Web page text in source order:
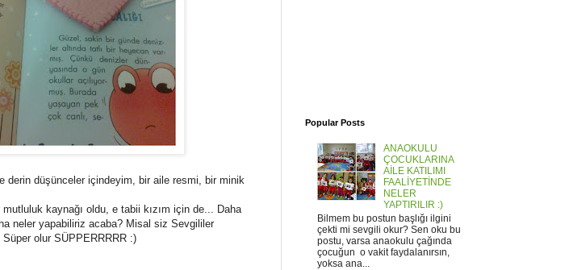
derin düşünceler içindeyim, bir aile resmi, bir minik
kaynağı oldu, e tabii kızım için de... Daha
neler yapabiliriz acaba? Misal siz Sevgililer
olur SÜPPERRRRR :)
Popular Posts
ANAOKULU
ÇOCUKLARINA
AİLE KATILIMI
FAALİYETİNDE
NELER
YAPTIRILIR :)
Bilmem bu postun başlığı ilgini
çekti mi sevgili okur? Sen oku bu
postu, varsa anaokulu çağında
çocuğun o vakit faydalanırsın,
yoksa ana...